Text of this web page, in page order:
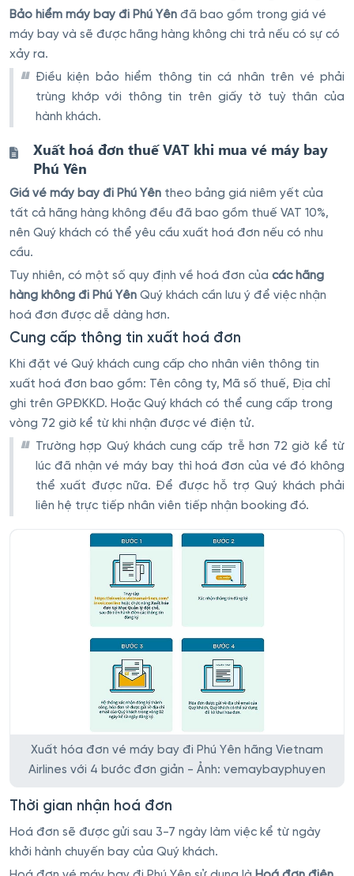
Bảo hiểm máy bay đi Phú Yên đã bao gồm trong giá vé
máy bay và sẽ được hãng hàng không chi trả nếu có sự có
xảy ra.
Điều kiện bảo hiểm thông tin cá nhân trên vé phải
trùng khớp với thông tin trên giấy tờ tuỳ thân của
hành khách.
Xuất hoá đơn thuế VAT khi mua vé máy bay
Phú Yên
Giá vé máy bay đi Phú Yên theo bảng giá niêm yết của
tất cả hãng hàng không đều đã bao gồm thuế VAT 10%,
nên Quý khách có thể yêu cầu xuất hoá đơn nếu có nhu
cầu.
Tuy nhiên, có một số quy định về hoá đơn của các hãng
hàng không đi Phú Yên Quý khách cần lưu ý để việc nhận
hoá đơn được dễ dàng hơn.
Cung cấp thông tin xuất hoá đơn
Khi đặt vé Quý khách cung cấp cho nhân viên thông tin
xuất hoá đơn bao gồm: Tên công ty, Mã số thuế, Địa chỉ
ghi trên GPĐKKD. Hoặc Quý khách có thể cung cấp trong
vòng 72 giờ kể từ khi nhận được vé điện tử.
Trường hợp Quý khách cung cấp trễ hơn 72 giờ kể từ
lúc đã nhận vé máy bay thì hoá đơn của vé đó không
thể xuất được nữa. Để được hỗ trợ Quý khách phải
liên hệ trực tiếp nhân viên tiếp nhận booking đó.
Xuất hóa đơn vé máy bay đi Phú Yên hãng Vietnam
Airlines với 4 bước đơn giản - Ảnh: vemaybayphuyen
Thời gian nhận hoá đơn
Hoá đơn sẽ được gửi sau 3-7 ngày làm việc kể từ ngày
khởi hành chuyến bay của Quý khách.